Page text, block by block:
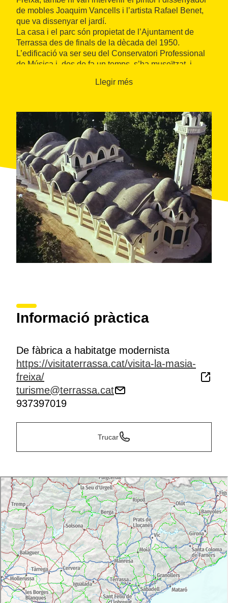
de mobles Joaquim Vancells i l’artista Rafael Benet,
que va dissenyar el jardí.
La casa i el parc són propietat de l’Ajuntament de
Terrassa des de finals de la dècada del 1950.
L’edificació va ser seu del Conservatori Professional
de Música i, des de fa un temps, s’ha museïtzat, i
de Turisme Industrial de Catalunya (XATIC).
família burgesa i de les persones al seu servei. També
hi descobrim la fabulosa transformació estètica i
funcional que l’arquitecte va aconseguir en conservar
íntegrament l’estructura i superposant nous elements.
El recobriment exterior de la coberta, a base de morter
barrejat amb trencadís i vidres trinxats, fa brillar la
casa sota el sol.
Llegir més
Informació pràctica
De fàbrica a habitatge modernista
https://visitaterrassa.cat/visita-la-masia-
freixa/
turisme@terrassa.cat
937397019
Trucar